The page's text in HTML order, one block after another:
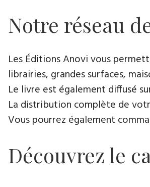
Notre réseau
Les Éditions Anovi vous
librairies, grandes surfaces,
Le livre est également diffusé
La distribution complète de
Vous pourrez également
Découvrez le